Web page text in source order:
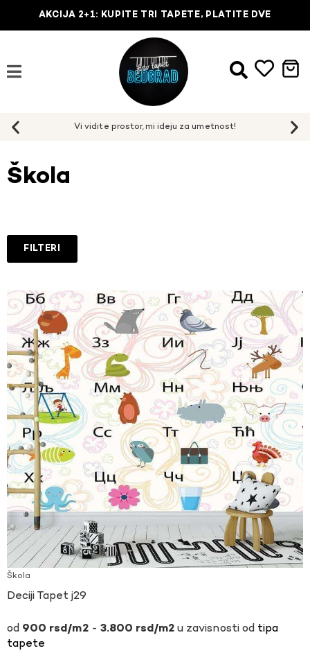
AKCIJA 2+1: KUPITE TRI TAPETE, PLATITE DVE
Škola
FILTERI
Škola
Deciji Tapet j29
900 rsd - 3.800 rsd u zavisnosti od tipa
tapete